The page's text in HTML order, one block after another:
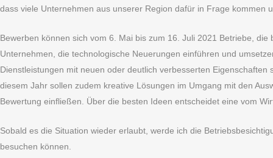
dass viele Unternehmen aus unserer Region dafür in Frage kommen
Bewerben können sich vom 6. Mai bis zum 16. Juli 2021 Betriebe,
Unternehmen, die technologische Neuerungen einführen und
Dienstleistungen mit neuen oder deutlich verbesserten
diesem Jahr sollen zudem kreative Lösungen im Umgang mit den
Bewertung einfließen. Über die besten Ideen entscheidet eine vom
Sobald es die Situation wieder erlaubt, werde ich die
besuchen können.